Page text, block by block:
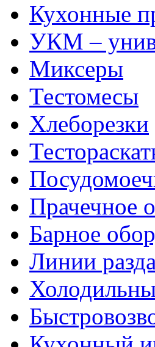
Кухонные
УКМ –
Миксеры
Тестомесы
Хлеборезки
Прачечное
Барное
Линии